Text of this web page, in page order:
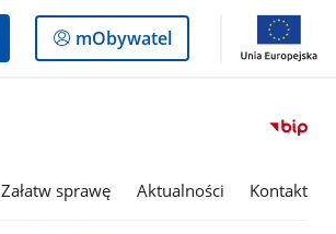
Logowanie
do
mObywatel
Załatw sprawę Aktualności Kontakt